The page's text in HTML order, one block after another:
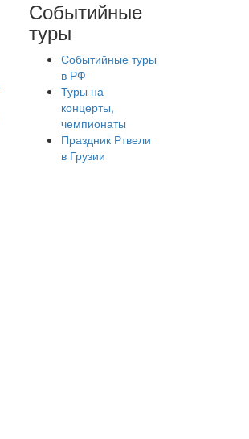
Событийные
туры
Событийные туры
в РФ
Туры на
концерты,
чемпионаты
Праздник Ртвели
в Грузии